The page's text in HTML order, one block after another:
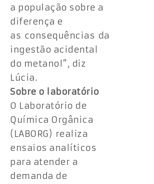
a população sobre a
diferença e
as consequências da
ingestão acidental
do metanol”, diz
Lúcia.
Sobre o laboratório
O Laboratório de
Química Orgânica
(LABORG) realiza
ensaios analíticos
para atender a
demanda de